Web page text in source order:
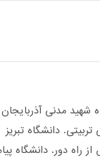
مدنی آذربایجان
دانشگاه تبریز
دور. دانشگاه پیام